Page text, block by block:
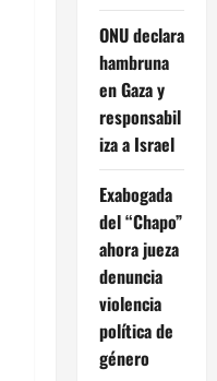
ONU declara
hambruna
en Gaza y
responsabil
iza a Israel
Exabogada
del “Chapo”
ahora jueza
denuncia
violencia
política de
género